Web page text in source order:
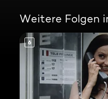
Weitere Folgen
6